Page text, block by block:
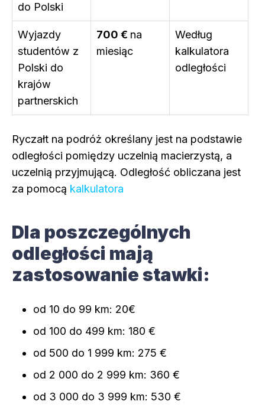
do Polski
Wyjazdy
studentów z
Polski do
krajów
partnerskich
700 € na
miesiąc
Według
kalkulatora
odległości
Ryczałt na podróż określany jest na podstawie
odległości pomiędzy uczelnią macierzystą, a
uczelnią przyjmującą. Odległość obliczana jest
za pomocą kalkulatora
Dla poszczególnych
odległości mają
zastosowanie stawki:
od 10 do 99 km: 20€
od 100 do 499 km: 180 €
od 500 do 1 999 km: 275 €
od 2 000 do 2 999 km: 360 €
od 3 000 do 3 999 km: 530 €